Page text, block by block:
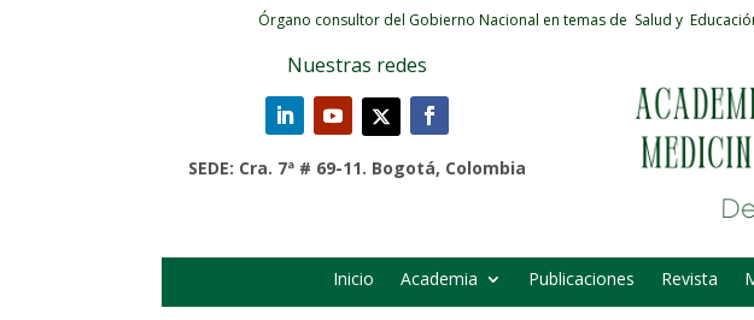
Órgano consultor del Gobierno Nacional en temas de Salud y
Nuestras redes
SEDE: Cra. 7ª # 69-11. Bogotá, Colombia
Inicio Academia Publicaciones Revista